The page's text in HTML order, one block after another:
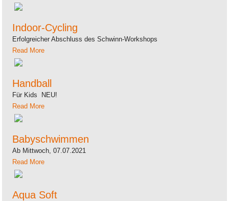
Indoor-Cycling
Erfolgreicher Abschluss des Schwinn-Workshops
Read More
Handball
Für Kids NEU!
Read More
Babyschwimmen
Ab Mittwoch, 07.07.2021
Read More
Aqua Soft